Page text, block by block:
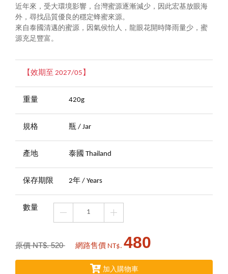
近年來，受大環境影響，台灣蜜源逐漸減少，因此宏基放眼海
外，尋找品質優良的穩定蜂蜜來源。
來自泰國清邁的蜜源，因氣侯怡人，龍眼花開時降雨量少，蜜
源充足豐富。
【效期至 2027/05】
重量 420g
規格 瓶 / Jar
產地 泰國 Thailand
保存期限 2年 / Years
數量
原價 NT$. 520 網路售價 NT$. 480
加入購物車